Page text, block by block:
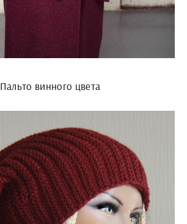
Пальто винного цвета